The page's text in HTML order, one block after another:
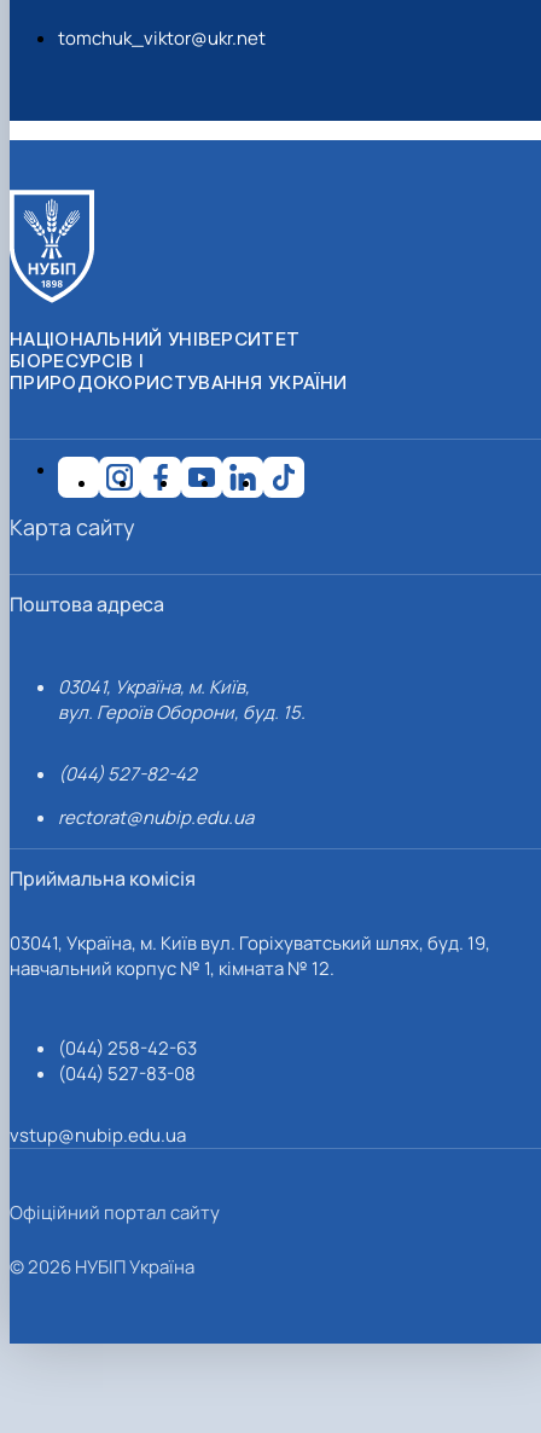
tomchuk_viktor@ukr.net
НАЦІОНАЛЬНИЙ УНІВЕРСИТЕТ
БІОРЕСУРСІВ І
ПРИРОДОКОРИСТУВАННЯ УКРАЇНИ
Поштова адреса
03041, Україна, м. Київ,
вул. Героїв Оборони, буд. 15.
(044) 527-82-42
rectorat@nubip.edu.ua
Приймальна комісія
03041, Україна, м. Київ вул. Горіхуватський шлях, буд. 19,
навчальний корпус № 1, кімната № 12.
(044) 258-42-63
(044) 527-83-08
vstup@nubip.edu.ua
Карта сайту
Офіційний портал сайту
© 2026 НУБІП Україна